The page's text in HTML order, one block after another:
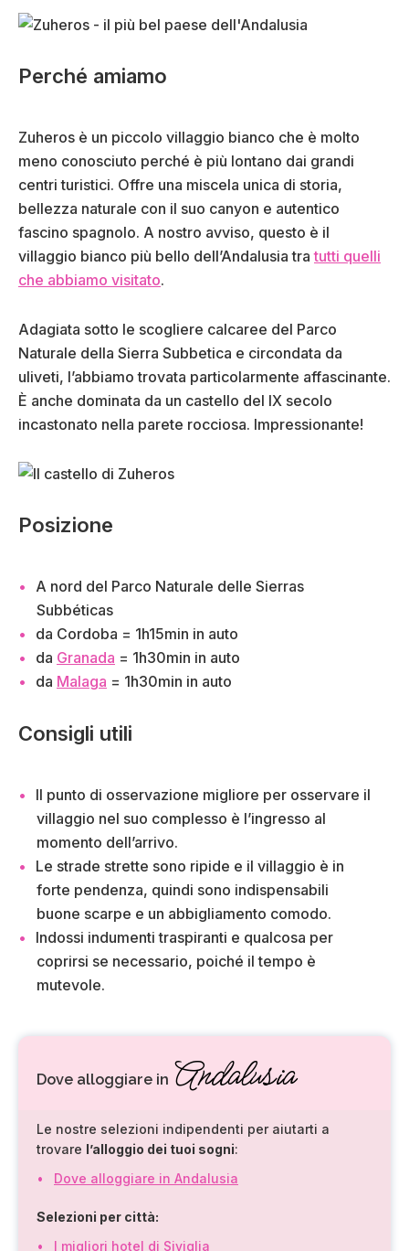
Perché amiamo
Zuheros è un piccolo villaggio bianco che è molto
meno conosciuto perché è più lontano dai grandi
centri turistici. Offre una miscela unica di storia,
bellezza naturale con il suo canyon e autentico
fascino spagnolo. A nostro avviso, questo è il
villaggio bianco più bello dell’Andalusia tratutti quelli
che abbiamo visitato.
Adagiata sotto le scogliere calcaree del Parco
Naturale della Sierra Subbetica e circondata da
uliveti, l’abbiamo trovata particolarmente affascinante.
È anche dominata da un castello del IX secolo
incastonato nella parete rocciosa. Impressionante!
Posizione
A nord del Parco Naturale delle Sierras
Subbéticas
da Cordoba = 1h15min in auto
da Granada = 1h30min in auto
da Malaga = 1h30min in auto
Consigli utili
Il punto di osservazione migliore per osservare il
villaggio nel suo complesso è l’ingresso al
momento dell’arrivo.
Le strade strette sono ripide e il villaggio è in
forte pendenza, quindi sono indispensabili
buone scarpe e un abbigliamento comodo.
Indossi indumenti traspiranti e qualcosa per
coprirsi se necessario, poiché il tempo è
mutevole.
Dove alloggiare in Andalusia
Le nostre selezioni indipendenti per aiutarti a
trovare l’alloggio dei tuoi sogni:
Dove alloggiare in Andalusia
Selezioni per città:
I migliori hotel di Siviglia